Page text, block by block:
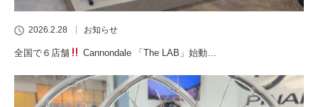
2026.2.28 お知らせ
全国で６店舗 Cannondale 「The LAB」始動…